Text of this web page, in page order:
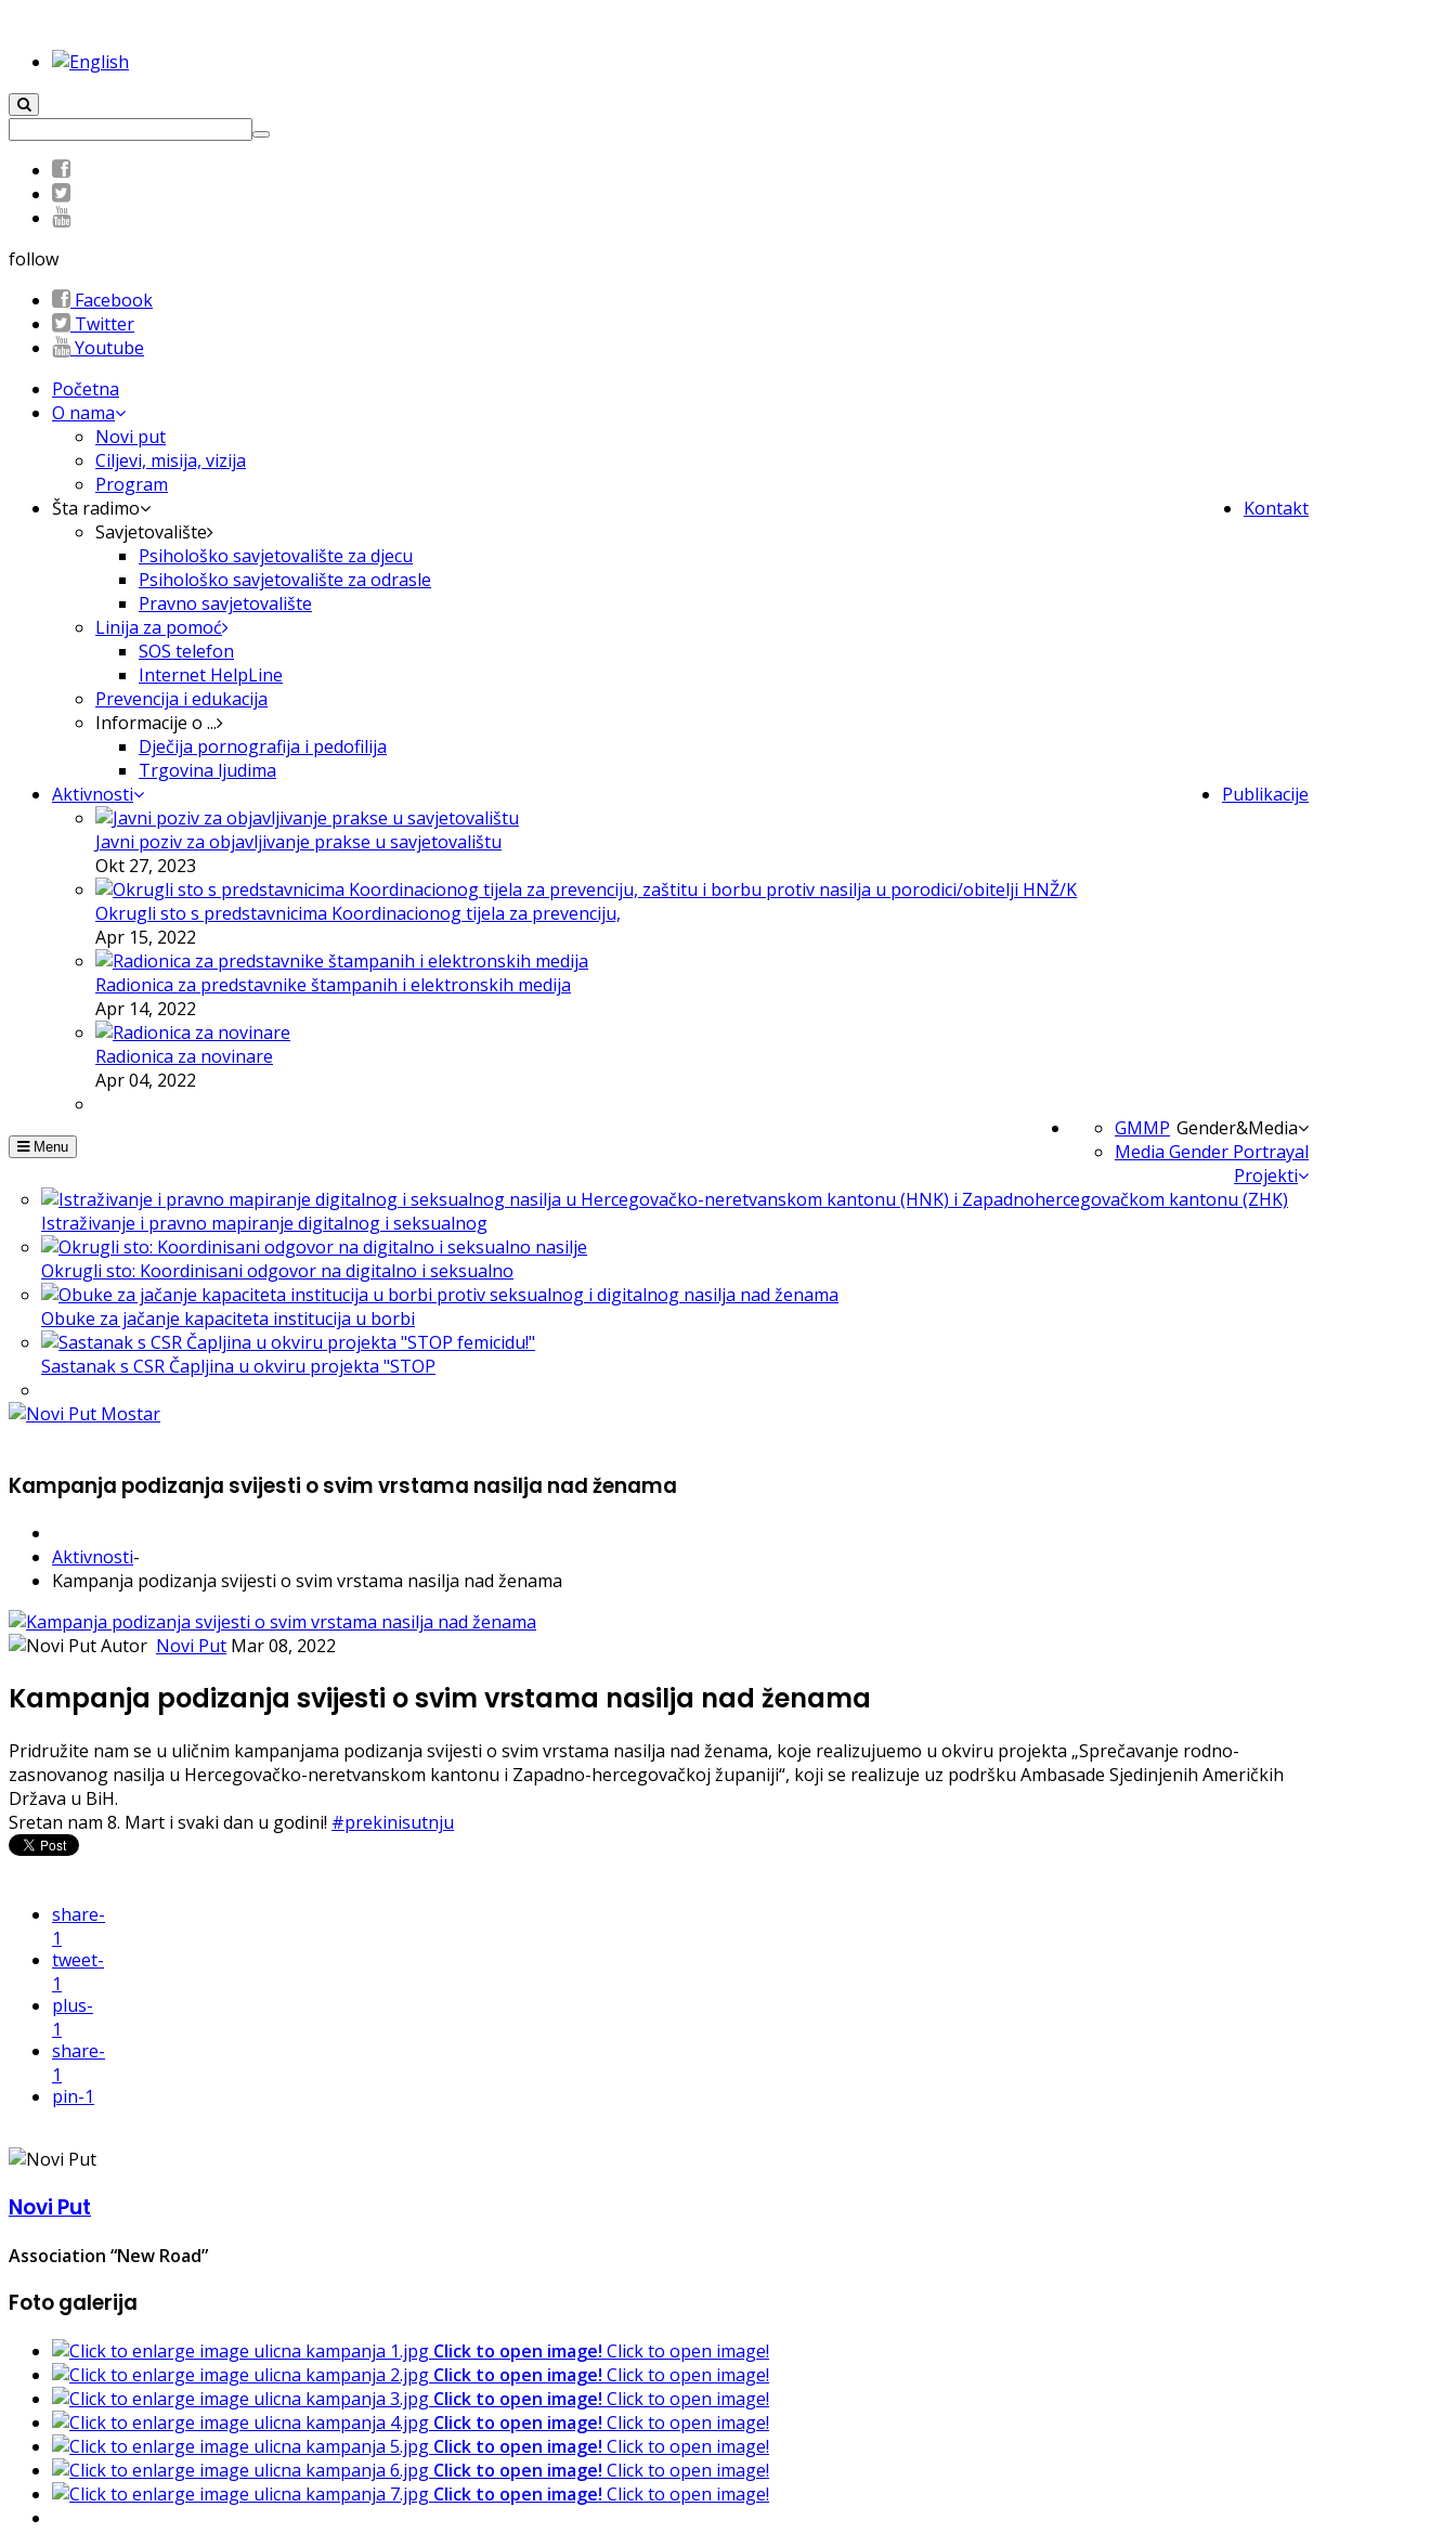
follow
Facebook
Twitter
Youtube
Početna
O nama
Novi put
Ciljevi, misija, vizija
Program
Kontakt
Šta radimo
Savjetovalište
Psihološko savjetovalište za djecu
Psihološko savjetovalište za odrasle
Pravno savjetovalište
Linija za pomoć
SOS telefon
Internet HelpLine
Prevencija i edukacija
Informacije o ...
Dječija pornografija i pedofilija
Trgovina ljudima
Publikacije
Aktivnosti
Javni poziv za objavljivanje prakse u savjetovalištu
Okt 27, 2023
Okrugli sto s predstavnicima Koordinacionog tijela za prevenciju,
Apr 15, 2022
Radionica za predstavnike štampanih i elektronskih medija
Apr 14, 2022
Radionica za novinare
Apr 04, 2022
Gender&Media
GMMP
Media Gender Portrayal
Projekti
Istraživanje i pravno mapiranje digitalnog i seksualnog
Okrugli sto: Koordinisani odgovor na digitalno i seksualno
Obuke za jačanje kapaciteta institucija u borbi
Sastanak s CSR Čapljina u okviru projekta "STOP
Menu
Kampanja podizanja svijesti o svim vrstama nasilja nad ženama
Aktivnosti-
Kampanja podizanja svijesti o svim vrstama nasilja nad ženama
Autor Novi Put Mar 08, 2022
Kampanja podizanja svijesti o svim vrstama nasilja nad ženama
Pridružite nam se u uličnim kampanjama podizanja svijesti o svim vrstama nasilja nad ženama, koje realizujuemo u okviru projekta „Sprečavanje rodno-
zasnovanog nasilja u Hercegovačko-neretvanskom kantonu i Zapadno-hercegovačkoj županiji“, koji se realizuje uz podršku Ambasade Sjedinjenih Američkih
Država u BiH.
Sretan nam 8. Mart i svaki dan u godini! #prekinisutnju
share-
1
tweet-
1
plus-
1
share-
1
pin-1
Novi Put
Association “New Road”
Foto galerija
Click to open image! Click to open image!
Click to open image! Click to open image!
Click to open image! Click to open image!
Click to open image! Click to open image!
Click to open image! Click to open image!
Click to open image! Click to open image!
Click to open image! Click to open image!